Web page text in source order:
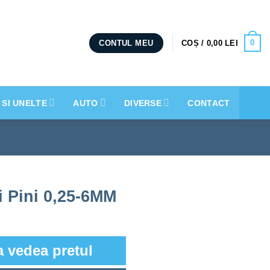
CONTUL MEU COȘ / 0,00LEI 0
UNELTE AUTO DIVERSE CONTACT
0,25-6MM
vedea pretul